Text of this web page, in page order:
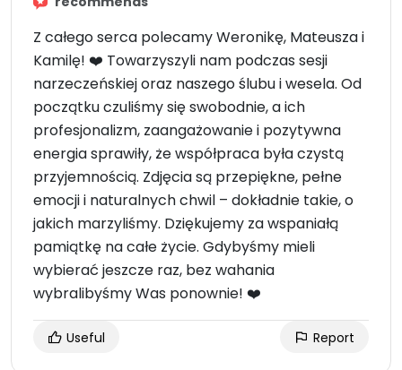
Z całego serca polecamy Weronikę, Mateusza i
Kamilę! ❤️ Towarzyszyli nam podczas sesji
narzeczeńskiej oraz naszego ślubu i wesela. Od
początku czuliśmy się swobodnie, a ich
profesjonalizm, zaangażowanie i pozytywna
energia sprawiły, że współpraca była czystą
przyjemnością. Zdjęcia są przepiękne, pełne
emocji i naturalnych chwil – dokładnie takie, o
jakich marzyliśmy. Dziękujemy za wspaniałą
pamiątkę na całe życie. Gdybyśmy mieli
wybierać jeszcze raz, bez wahania
wybralibyśmy Was ponownie! ❤️
Useful Report